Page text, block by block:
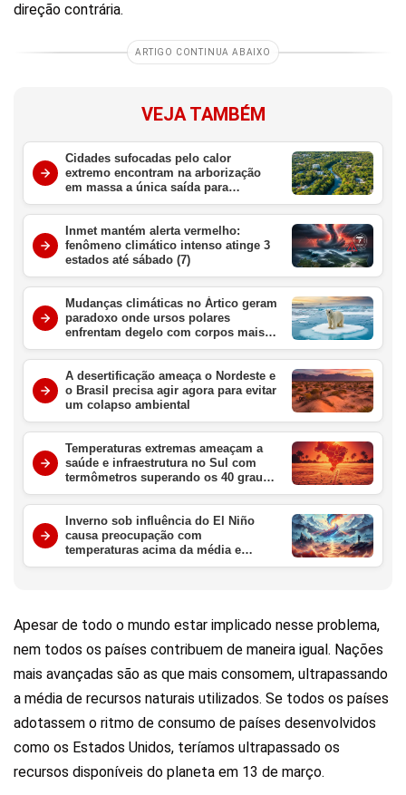
direção contrária.
ARTIGO CONTINUA ABAIXO
VEJA TAMBÉM
Cidades sufocadas pelo calor
extremo encontram na arborização
em massa a única saída para
sobreviver ao aquecimento global
Inmet mantém alerta vermelho:
fenômeno climático intenso atinge 3
estados até sábado (7)
Mudanças climáticas no Ártico geram
paradoxo onde ursos polares
enfrentam degelo com corpos mais
gordos e saudáveis
A desertificação ameaça o Nordeste e
o Brasil precisa agir agora para evitar
um colapso ambiental
Temperaturas extremas ameaçam a
saúde e infraestrutura no Sul com
termômetros superando os 40 graus
nesta semana
Inverno sob influência do El Niño
causa preocupação com
temperaturas acima da média e
chuvas intensas no Brasil
Apesar de todo o mundo estar implicado nesse problema,
nem todos os países contribuem de maneira igual. Nações
mais avançadas são as que mais consomem, ultrapassando
a média de recursos naturais utilizados. Se todos os países
adotassem o ritmo de consumo de países desenvolvidos
como os Estados Unidos, teríamos ultrapassado os
recursos disponíveis do planeta em 13 de março.